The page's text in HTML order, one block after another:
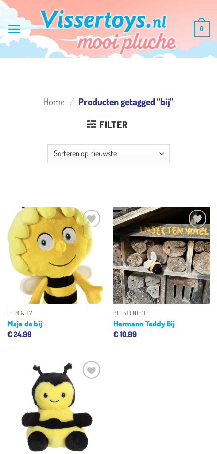
Ga
inhoud
0
Home / Producten getagged “bij”
FILTER
Toevoegen
aan
verlanglijst
FILM & TV
Maja de bij
€24.99
Toevoegen
aan
verlanglijst
BEESTENBOEL
Hermann Teddy Bij
€10.99
Toevoegen
verlanglijst